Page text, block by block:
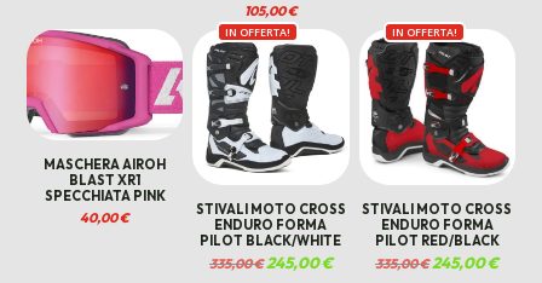
105,00€
MASCHERA AIROH
BLAST XR1
SPECCHIATA PINK
40,00€
IN OFFERTA!
STIVALI MOTO CROSS
ENDURO FORMA
PILOT BLACK/WHITE
335,00€Il
prezzo
245,00€Il
prezzo
IN OFFERTA!
STIVALI MOTO CROSS
ENDURO FORMA
PILOT RED/BLACK
335,00€ Il
prezzo
245,00€Il
prezzo